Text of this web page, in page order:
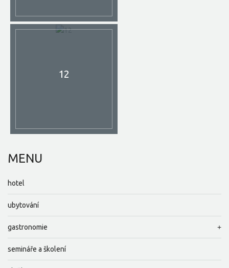
12
MENU
hotel
ubytování
gastronomie
semináře a školení